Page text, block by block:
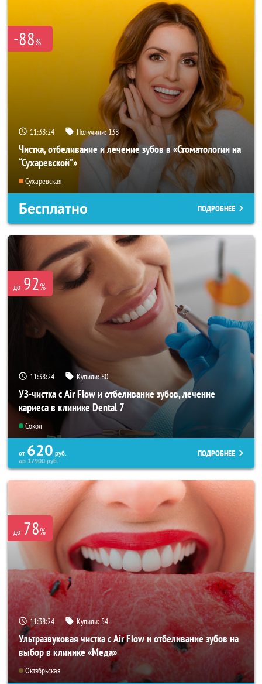
-88%
11:38:22 Получили:138
Чистка, отбеливание и лечение зубов в «Стоматологии на
“Сухаревской”»
Сухаревская
Бесплатно ПОДРОБНЕЕ
до 92%
11:38:22 Купили:80
УЗ-чистка с Air Flow и отбеливание зубов, лечение
кариеса в клинике Dental 7
Сокол
от 620 руб.
до17900руб.
ПОДРОБНЕЕ
до 78%
11:38:22 Купили: 54
Ультразвуковая чистка с Air Flow и отбеливание зубов на
выбор в клинике «Меда»
Октябрьская